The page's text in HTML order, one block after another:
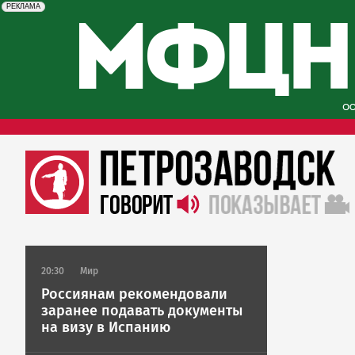
erid: 2SDnjcySKKc
РЕКЛАМА
Реклама
20:30 Мир
Россиянам рекомендовали
заранее подавать документы
на визу в Испанию